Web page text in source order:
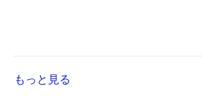
もっと見る